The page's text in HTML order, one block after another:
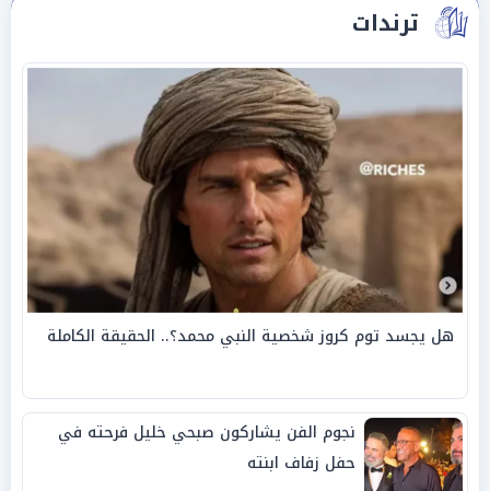
ترندات
هل يجسد توم كروز شخصية النبي محمد؟.. الحقيقة الكاملة
نجوم الفن يشاركون صبحي خليل فرحته في
حفل زفاف ابنته